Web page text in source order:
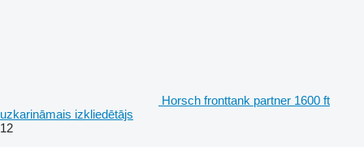
Horsch fronttank partner 1600 ft
uzkarināmais izkliedētājs
12